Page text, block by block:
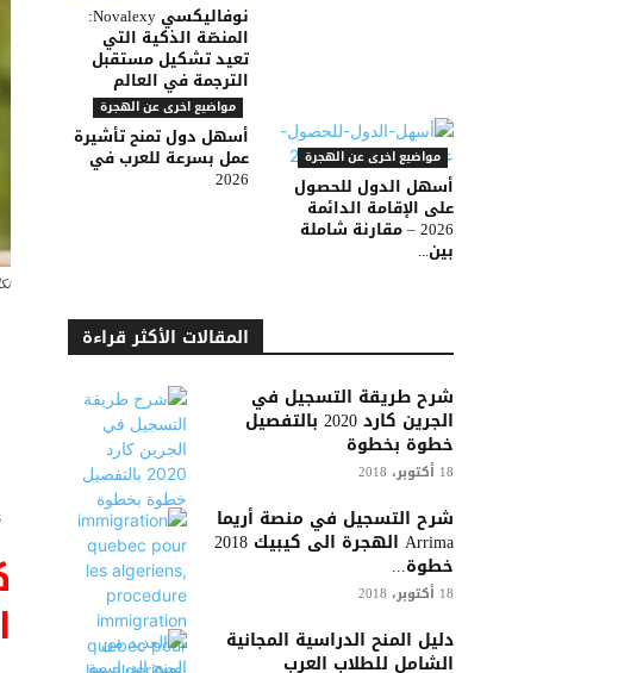
نوفاليكسي Novalexy:
المنصّة الذكية التي
تعيد تشكيل مستقبل
الترجمة في العالم
مواضيع اخرى عن الهجرة
أسهل دول تمنح تأشيرة
عمل بسرعة للعرب في
2026
مواضيع اخرى عن الهجرة
أسهل الدول للحصول
على الإقامة الدائمة
2026 – مقارنة شاملة
بين...
المقالات الأكثر قراءة
شرح طريقة التسجيل في
الجرين كارد 2020 بالتفصيل
خطوة بخطوة
18 أكتوبر، 2018
شرح التسجيل في منصة أريما
Arrima الهجرة الى كيبيك 2018
خطوة...
18 أكتوبر، 2018
دليل المنح الدراسية المجانية
الشامل للطلاب العرب